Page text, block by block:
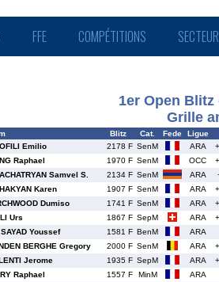
FFE COMPÉTITIONS
1er Open
Grille
Blitz Cat. Fede
Ligue
Emilio 2178 F SenM ARA
Raphael 1970 F SenM OCC
Samvel S. 2134 F SenM ARA
Karen 1907 F SenM ARA
Dumiso 1741 F SenM ARA
Urs 1867 F SepM ARA
Youssef 1581 F BenM
ARA
BERGHE Gregory 2000 F SenM ARA
Jerome 1935 F SepM ARA
Raphael 1557 F MinM
ARA